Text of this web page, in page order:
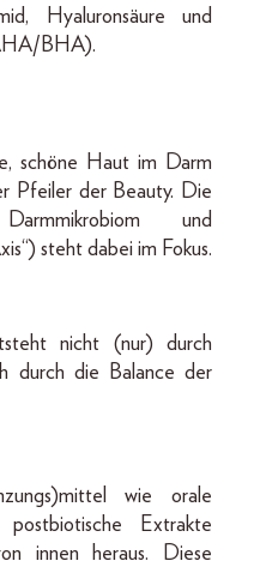
Hyaluronsäure und
BHA).
schöne Haut im Darm
Pfeiler der Beauty. Die
und
steht dabei im Fokus.
nicht (nur) durch
durch die Balance der
wie orale
Extrakte
innen heraus. Diese